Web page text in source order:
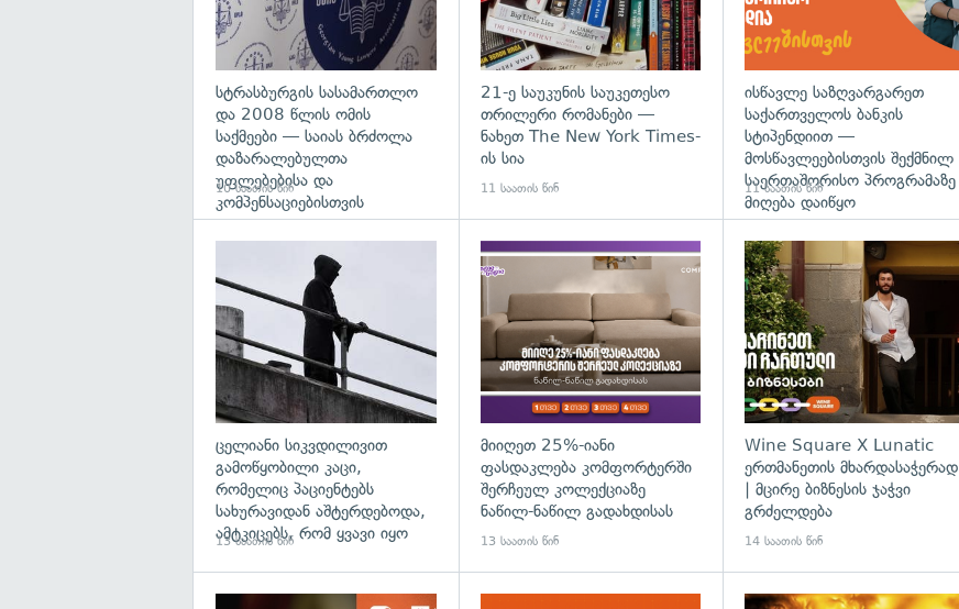
სტრასბურგის სასამართლო
და 2008 წლის ომის
საქმეები — საიას ბრძოლა
დაზარალებულთა
უფლებებისა და
კომპენსაციებისთვის
10 საათის წინ
21-ე საუკუნის საუკეთესო
თრილერი რომანები —
ნახეთ The New York Times-
ის სია
11 საათის წინ
ისწავლე საზღვარგარეთ
საქართველოს ბანკის
სტიპენდიით —
მოსწავლეებისთვის შექმნილ
საერთაშორისო პროგრამაზე
მიღება დაიწყო
11 საათის წინ
გადახედვა
ცელიანი სიკვდილივით
გამოწყობილი კაცი,
რომელიც პაციენტებს
სახურავიდან აშტერდებოდა,
ამტკიცებს, რომ ყვავი იყო
13 საათის წინ
მიიღეთ 25%-იანი
ფასდაკლება კომფორტერში
შერჩეულ კოლექციაზე
ნაწილ-ნაწილ გადახდისას
13 საათის წინ
Wine Square X Lunatic
ერთმანეთის მხარდასაჭერად
| მცირე ბიზნესის ჯაჭვი
გრძელდება
14 საათის წინ